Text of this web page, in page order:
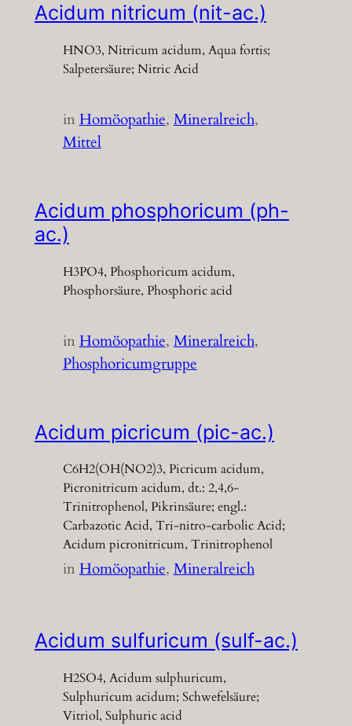
Acidum nitricum (nit-ac.)
HNO3, Nitricum acidum, Aqua fortis;
Salpetersäure; Nitric Acid
inHomöopathie, Mineralreich
Mittel
Acidum phosphoricum (ph-
ac.)
H3PO4, Phosphoricum acidum,
Phosphorsäure, Phosphoric acid
inHomöopathie, Mineralreich
Phosphoricumgruppe
Acidum picricum (pic-ac.)
C6H2(OH(NO2)3, Picricum acidum,
Picronitricum acidum, dt.: 2,4,6-
Trinitrophenol, Pikrinsäure; engl.:
Carbazotic Acid, Tri-nitro-carbolic Acid;
Acidum picronitricum, Trinitrophenol
inHomöopathie, Mineralreich
Acidum sulfuricum (sulf-ac.)
H2SO4, Acidum sulphuricum,
Sulphuricum acidum; Schwefelsäure;
Vitriol, Sulphuric acid